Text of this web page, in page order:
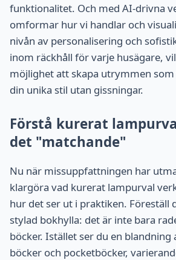
funktionalitet. Och med AI-drivna
omformar hur vi handlar och
nivån av personalisering och
inom räckhåll för varje husägare,
möjlighet att skapa utrymmen
din unika stil utan gissningar.
Förstå kurerat
det "matchande"
Nu när missuppfattningen har
klargöra vad kurerat lampurval
hur det ser ut i praktiken. Föreställ
stylad bokhylla: det är inte bara
böcker. Istället ser du en blandning
böcker och pocketböcker,